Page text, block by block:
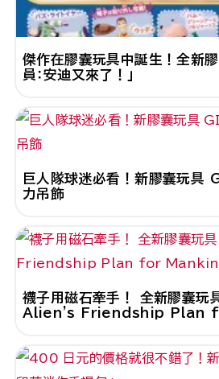
傑作在膠囊玩具中誕生！全新
員：安迪又來了！」
巨人隊球迷必看！新膠囊玩具
力吊飾
襪子用磁石牽手！ 全新膠囊
Alien's Friendship Plan